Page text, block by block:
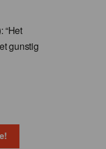
“Het
gunstig